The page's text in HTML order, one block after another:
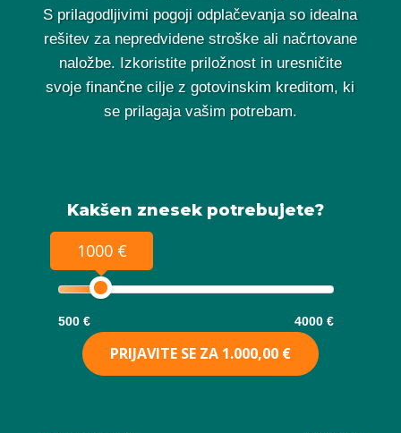
S prilagodljivimi pogoji odplačevanja so idealna
rešitev za nepredvidene stroške ali načrtovane
naložbe. Izkoristite priložnost in uresničite
svoje finančne cilje z gotovinskim kreditom, ki
se prilagaja vašim potrebam.
Kakšen znesek potrebujete?
1000 €
500 € 4000 €
PRIJAVITE SE ZA 1.000,00 €